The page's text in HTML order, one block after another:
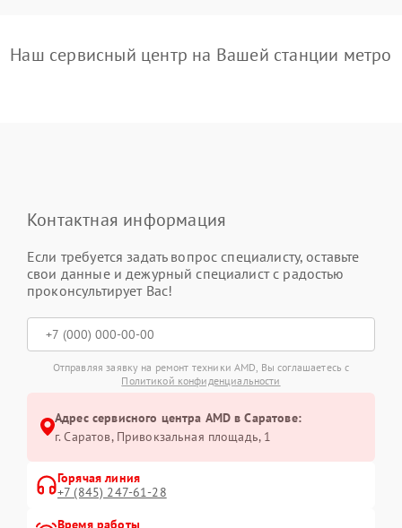
Наш сервисный центр на Вашей станции метро
Контактная информация
Если требуется задать вопрос специалисту, оставьте
свои данные и дежурный специалист с радостью
проконсультирует Вас!
Отправляя заявку на ремонт техники AMD, Вы соглашаетесь с
Политикой конфиденциальности
Адрес сервисного центра AMD в Саратове:
г. Саратов, Привокзальная площадь, 1
Горячая линия
+7 (845) 247-61-28
Время работы